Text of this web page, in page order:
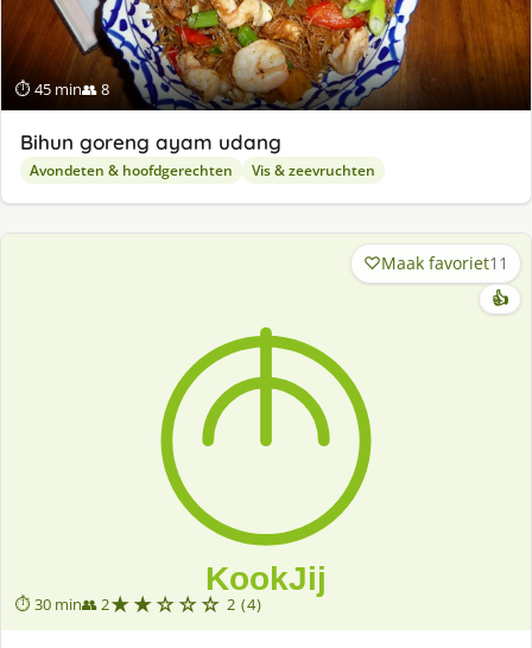
⏱ 45 min👥 8
Bihun goreng ayam udang
Avondeten & hoofdgerechten Vis & zeevruchten
⏱ 30 min👥 2★★☆☆☆ 2 (4)
Maak favoriet11
👍